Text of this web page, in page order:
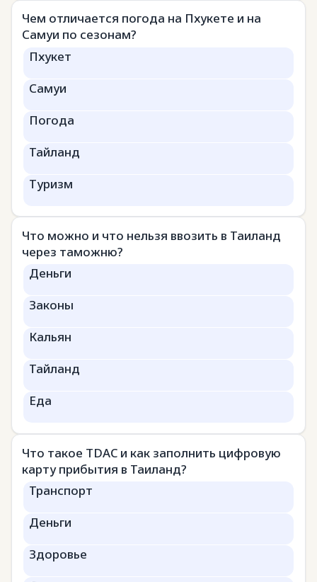
Чем отличается погода на Пхукете и на
Самуи по сезонам?
Пхукет
Самуи
Погода
Тайланд
Туризм
Что можно и что нельзя ввозить в Таиланд
через таможню?
Деньги
Законы
Кальян
Тайланд
Еда
Что такое TDAC и как заполнить цифровую
карту прибытия в Таиланд?
Транспорт
Деньги
Здоровье